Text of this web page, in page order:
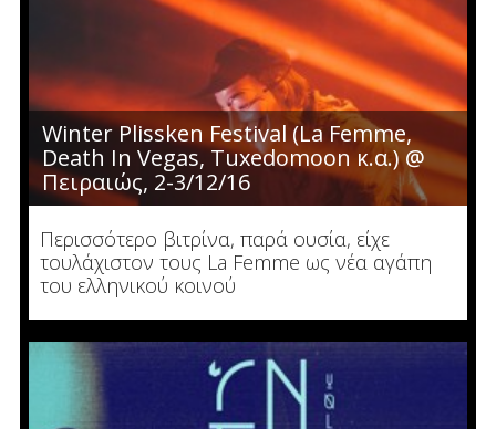
Winter Plissken Festival (La Femme,
Death In Vegas, Tuxedomoon κ.α.) @
Πειραιώς, 2-3/12/16
Περισσότερο βιτρίνα, παρά ουσία, είχε
τουλάχιστον τους La Femme ως νέα αγάπη
του ελληνικού κοινού